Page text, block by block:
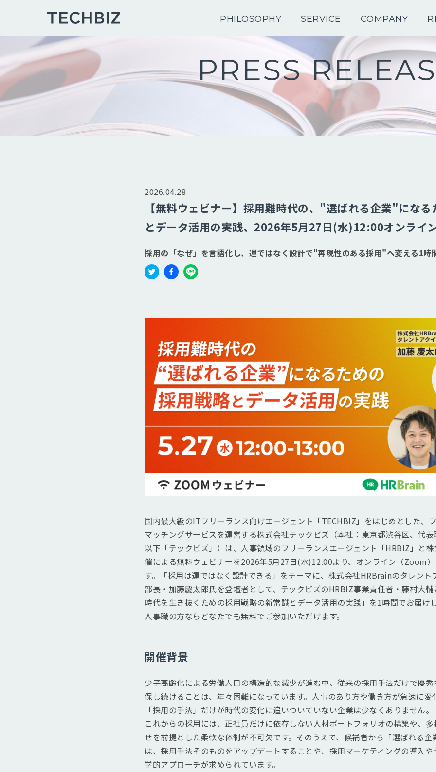
PHILOSOPHY SERVICE COMPANY
PRESS
2026.04.28
【無料ウェビナー】採用難時代の、"選ばれる企業"にな
とデータ活用の実践、2026年5月27日(水)12:00オンライ
採用の「なぜ」を言語化し、運ではなく設計で"再現性のある採用"へ変える1時
国内最大級のITフリーランス向けエージェント「TECHBIZ」をはじめとした、
マッチングサービスを運営する株式会社テックビズ（本社：東京都渋谷区、代
以下「テックビズ」）は、人事領域のフリーランスエージェント「HRBIZ」と
催による無料ウェビナーを2026年5月27日(水)12:00より、オンライン（Zoom
す。「採用は運ではなく設計できる」をテーマに、株式会社HRBrainのタレント
部長・加藤慶太郎氏を登壇者として、テックビズのHRBIZ事業責任者・藤村大
時代を生き抜くための採用戦略の新常識とデータ活用の実践」を1時間でお届け
人事職の方ならどなたでも無料でご参加いただけます。
開催背景
少子高齢化による労働人口の構造的な減少が進む中、従来の採用手法だけで優
保し続けることは、年々困難になっています。人事のあり方や働き方が急速に変
「採用の手法」だけが時代の変化に追いついていない企業は少なくありません。
これからの採用には、正社員だけに依存しない人材ポートフォリオの構築や、
せを前提とした柔軟な体制が不可欠です。そのうえで、候補者から「選ばれる企
は、採用手法そのものをアップデートすることや、採用マーケティングの導入
学的アプローチが求められています。